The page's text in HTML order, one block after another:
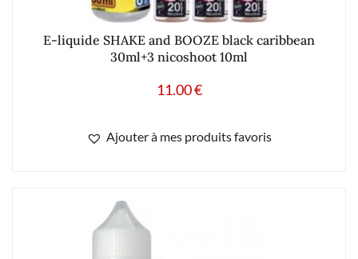
E-liquide SHAKE and BOOZE black caribbean
30ml+3 nicoshoot 10ml
11.00€
Ajouter à mes produits favoris